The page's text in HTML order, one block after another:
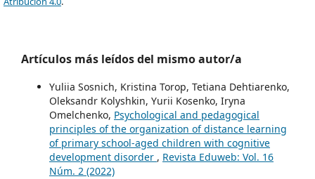
Artículos más leídos del mismo autor/a
Yuliia Sosnich, Kristina Torop, Tetiana Dehtiarenko,
Oleksandr Kolyshkin, Yurii Kosenko, Iryna
Omelchenko, Psychological and pedagogical
principles of the organization of distance learning
of primary school-aged children with cognitive
development disorder , Revista Eduweb: Vol. 16
Núm. 2 (2022)